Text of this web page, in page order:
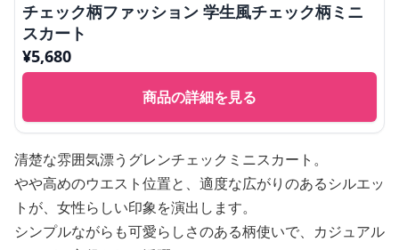
チェック柄ファッション 学生風チェック柄ミニ
スカート
¥5,680
商品の詳細を見る
清楚な雰囲気漂うグレンチェックミニスカート。
やや高めのウエスト位置と、適度な広がりのあるシルエッ
トが、女性らしい印象を演出します。
シンプルながらも可愛らしさのある柄使いで、カジュアル